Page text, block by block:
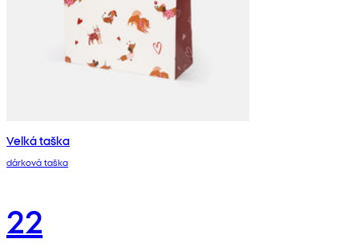
Velká taška
dárková taška
22